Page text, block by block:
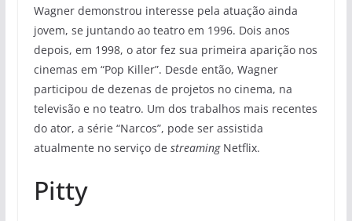
Wagner demonstrou interesse pela atuação ainda
jovem, se juntando ao teatro em 1996. Dois anos
depois, em 1998, o ator fez sua primeira aparição nos
cinemas em “Pop Killer”. Desde então, Wagner
participou de dezenas de projetos no cinema, na
televisão e no teatro. Um dos trabalhos mais recentes
do ator, a série “Narcos”, pode ser assistida
atualmente no serviço de streamingNetflix.
Pitty